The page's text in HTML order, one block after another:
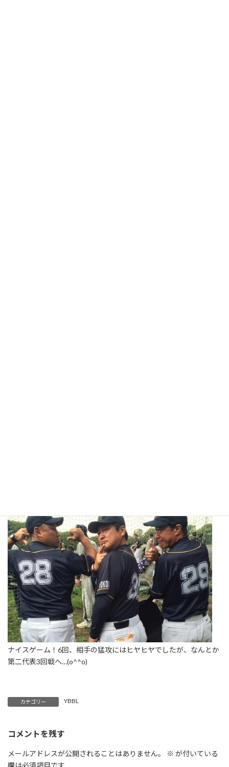
ナイスゲーム！6回、相手の猛攻にはヒヤヒヤでしたが、なんとか
第二代表3回戦へ…(o^^o)
カテゴリー YBBL
コメントを残す
メールアドレスが公開されることはありません。 ※ が付いている